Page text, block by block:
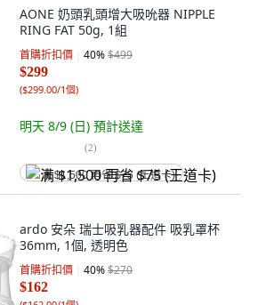
AONE 奶頭乳頭增大吸吮器 NIPPLE
RING FAT 50g, 1組
首購折扣價 40%$499
$299
($299.00/1個)
明天 8/9 (日) 預計送達
(2)
满 $1,500 再省 $75 (王道卡)
ardo 安朵 瑞士吸乳器配件 吸乳罩杯
36mm, 1個, 透明色
首購折扣價 40%$270
$162